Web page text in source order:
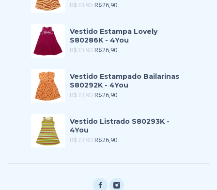
R$33,90 R$26,90
Vestido Estampa Lovely
S80286K - 4You
R$33,90 R$26,90
Vestido Estampado Bailarinas
S80292K - 4You
R$33,90 R$26,90
Vestido Listrado S80293K -
4You
R$33,90 R$26,90